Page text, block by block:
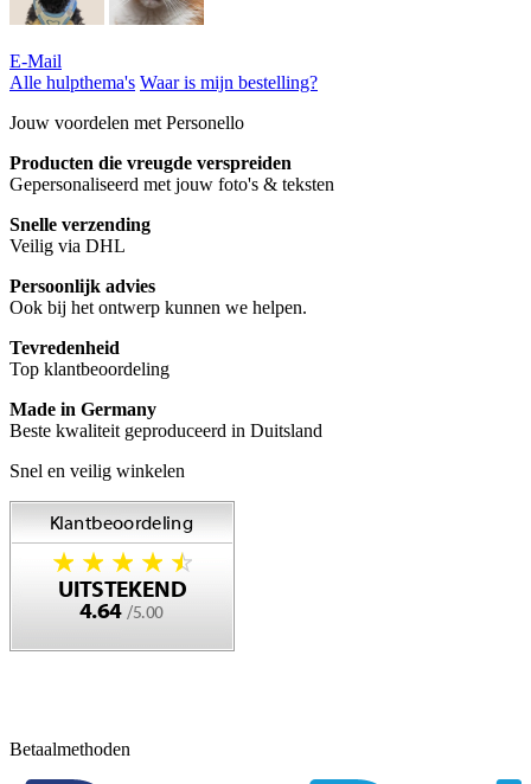
E-Mail
Alle hulpthema's Waar is mijn bestelling?
Jouw voordelen met Personello
Producten die vreugde verspreiden
Gepersonaliseerd met jouw foto's & teksten
Snelle verzending
Veilig via DHL
Persoonlijk advies
Ook bij het ontwerp kunnen we helpen.
Tevredenheid
Top klantbeoordeling
Made in Germany
Beste kwaliteit geproduceerd in Duitsland
Snel en veilig winkelen
Betaalmethoden